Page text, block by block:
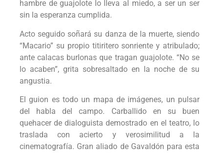
hambre de guajolote lo lleva al miedo, a ser un ser
sin la esperanza cumplida.
Acto seguido soñará su danza de la muerte, siendo
“Macario” su propio titiritero sonriente y atribulado;
ante calacas burlonas que tragan guajolote. “No se
lo acaben”, grita sobresaltado en la noche de su
angustia.
El guion es todo un mapa de imágenes, un pulsar
del habla del campo. Carballido en su buen
quehacer de dialoguista demostrado en el teatro, lo
traslada con acierto y verosimilitud a la
cinematografía. Gran aliado de Gavaldón para esta